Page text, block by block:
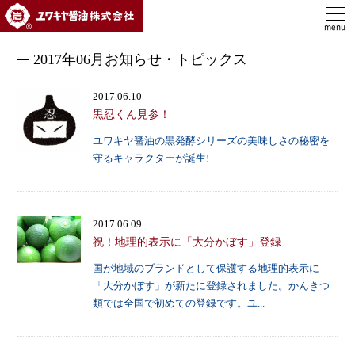
menu
2017年06月お知らせ・トピックス
2017.06.10
黒忍くん見参！
ユワキヤ醤油の黒発酵シリーズの美味しさの秘密を
守るキャラクターが誕生!
2017.06.09
祝！地理的表示に「大分かぼす」登録
国が地域のブランドとして保護する地理的表示に
「大分かぼす」が新たに登録されました。かんきつ
類では全国で初めての登録です。ユ...